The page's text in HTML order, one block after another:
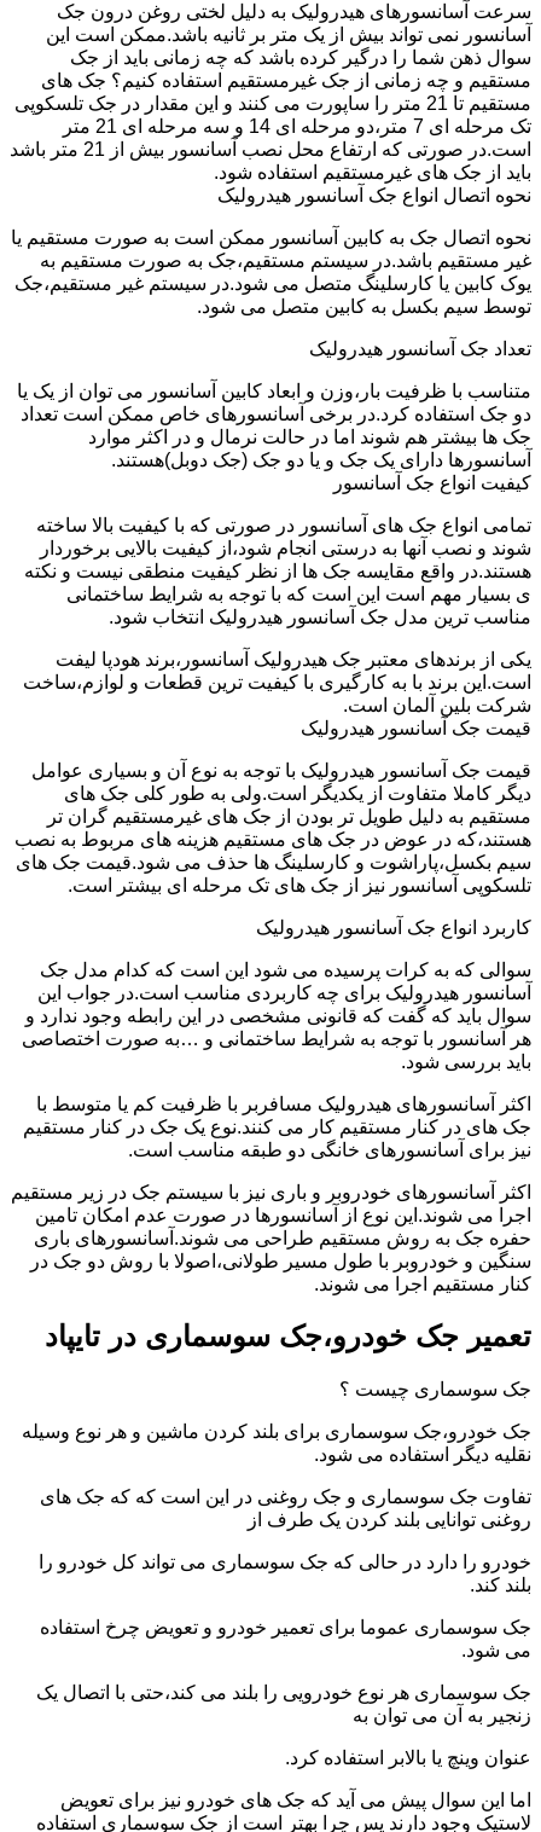
سرعت آسانسورهای هیدرولیک به دلیل لختی روغن درون جک
آسانسور نمی تواند بیش از یک متر بر ثانیه باشد.ممکن است این
سوال ذهن شما را درگیر کرده باشد که چه زمانی باید از جک
مستقیم و چه زمانی از جک غیرمستقیم استفاده کنیم؟ جک های
مستقیم تا 21 متر را ساپورت می کنند و این مقدار در جک تلسکوپی
تک مرحله ای 7 متر،دو مرحله ای 14 و سه مرحله ای 21 متر
است.در صورتی که ارتفاع محل نصب آسانسور بیش از 21 متر باشد
باید از جک های غیرمستقیم استفاده شود.
نحوه اتصال انواع جک آسانسور هیدرولیک
نحوه اتصال جک به کابین آسانسور ممکن است به صورت مستقیم یا
غیر مستقیم باشد.در سیستم مستقیم،جک به صورت مستقیم به
یوک کابین یا کارسلینگ متصل می شود.در سیستم غیر مستقیم،جک
توسط سیم بکسل به کابین متصل می شود.
تعداد جک آسانسور هیدرولیک
متناسب با ظرفیت بار،وزن و ابعاد کابین آسانسور می توان از یک یا
دو جک استفاده کرد.در برخی آسانسورهای خاص ممکن است تعداد
جک ها بیشتر هم شوند اما در حالت نرمال و در اکثر موارد
آسانسورها دارای یک جک و یا دو جک (جک دوبل)هستند.
کیفیت انواع جک آسانسور
تمامی انواع جک های آسانسور در صورتی که با کیفیت بالا ساخته
شوند و نصب آنها به درستی انجام شود،از کیفیت بالایی برخوردار
هستند.در واقع مقایسه جک ها از نظر کیفیت منطقی نیست و نکته
ی بسیار مهم است این است که با توجه به شرایط ساختمانی
مناسب ترین مدل جک آسانسور هیدرولیک انتخاب شود.
یکی از برندهای معتبر جک هیدرولیک آسانسور،برند هودپا لیفت
است.این برند با به کارگیری با کیفیت ترین قطعات و لوازم،ساخت
شرکت بلین آلمان است.
قیمت جک آسانسور هیدرولیک
قیمت جک آسانسور هیدرولیک با توجه به نوع آن و بسیاری عوامل
دیگر کاملا متفاوت از یکدیگر است.ولی به طور کلی جک های
مستقیم به دلیل طویل تر بودن از جک های غیرمستقیم گران تر
هستند،که در عوض در جک های مستقیم هزینه های مربوط به نصب
سیم بکسل،پاراشوت و کارسلینگ ها حذف می شود.قیمت جک های
تلسکوپی آسانسور نیز از جک های تک مرحله ای بیشتر است.
کاربرد انواع جک آسانسور هیدرولیک
سوالی که به کرات پرسیده می شود این است که کدام مدل جک
آسانسور هیدرولیک برای چه کاربردی مناسب است.در جواب این
سوال باید که گفت که قانونی مشخصی در این رابطه وجود ندارد و
هر آسانسور با توجه به شرایط ساختمانی و …به صورت اختصاصی
باید بررسی شود.
اکثر آسانسورهای هیدرولیک مسافربر با ظرفیت کم یا متوسط با
جک های در کنار مستقیم کار می کنند.نوع یک جک در کنار مستقیم
نیز برای آسانسورهای خانگی دو طبقه مناسب است.
اکثر آسانسورهای خودروبر و باری نیز با سیستم جک در زیر مستقیم
اجرا می شوند.این نوع از آسانسورها در صورت عدم امکان تامین
حفره جک به روش مستقیم طراحی می شوند.آسانسورهای باری
سنگین و خودروبر با طول مسیر طولانی،اصولا با روش دو جک در
کنار مستقیم اجرا می شوند.
تعمیر جک خودرو،جک سوسماری در تایپاد
جک سوسماری چیست ؟
جک خودرو،جک سوسماری برای بلند کردن ماشین و هر نوع وسیله
نقلیه دیگر استفاده می شود.
تفاوت جک سوسماری و جک روغنی در این است که که جک های
روغنی توانایی بلند کردن یک طرف از
خودرو را دارد در حالی که جک سوسماری می تواند کل خودرو را
بلند کند.
جک سوسماری عموما برای تعمیر خودرو و تعویض چرخ استفاده
می شود.
جک سوسماری هر نوع خودرویی را بلند می کند،حتی با اتصال یک
زنجیر به آن می توان به
عنوان وینچ یا بالابر استفاده کرد.
اما این سوال پیش می آید که جک های خودرو نیز برای تعویض
لاستیک وجود دارند پس چرا بهتر است از جک سوسماری استفاده